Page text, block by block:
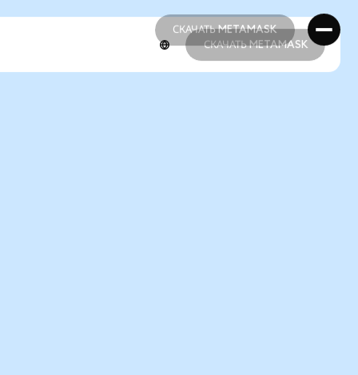
СКАЧАТЬ METAMASK
СКАЧАТЬ METAMASK
СКАЧАТЬ METAMASK